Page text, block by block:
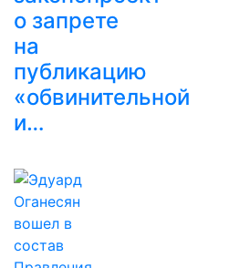
о запрете
на
публикацию
«обвинительной
и…